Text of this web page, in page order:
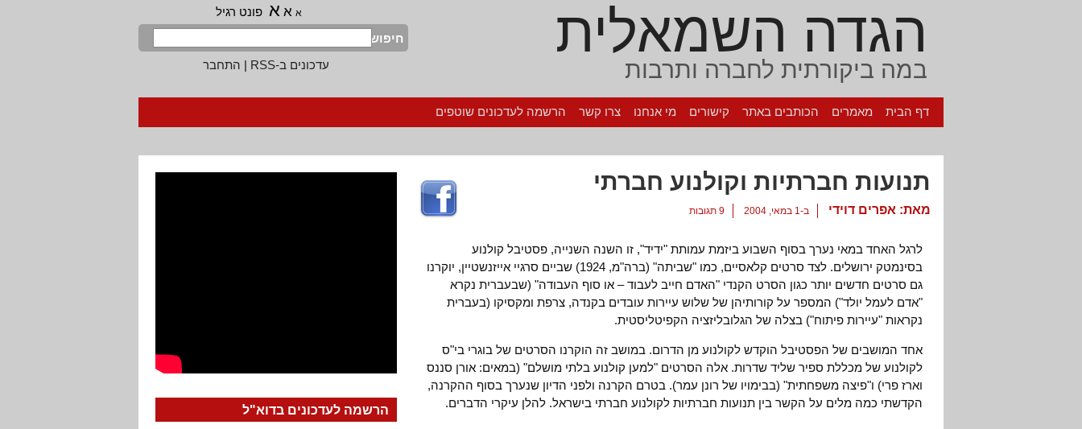
הגדה השמאלית
במה ביקורתית לחברה ותרבות
א א א פונט רגיל
חיפוש
עדכונים ב-RSS
| התחבר
דף הבית מאמרים הכותבים באתר קישורים מי אנחנו צרו קשר הרשמה לעדכונים שוטפים
תנועות חברתיות וקולנוע חברתי
מאת: אפרים דוידי ב-1 במאי, 2004 9 תגובות
לרגל האחד במאי נערך בסוף השבוע ביזמת עמותת "ידיד", זו השנה השנייה, פסטיבל קולנוע
בסינמטק ירושלים. לצד סרטים קלאסיים, כמו "שביתה" (ברה"מ, 1924) שביים סרגיי אייזנשטיין, יוקרנו
גם סרטים חדשים יותר כגון הסרט הקנדי "האדם חייב לעבוד – או סוף העבודה" (שבעברית נקרא
"אדם לעמל יולד") המספר על קורותיהן של שלוש עיירות עובדים בקנדה, צרפת ומקסיקו (בעברית
נקראות "עיירות פיתוח") בצלה של הגלובליזציה הקפיטליסטית.
אחד המושבים של הפסטיבל הוקדש לקולנוע מן הדרום. במושב זה הוקרנו הסרטים של בוגרי בי"ס
לקולנוע של מכללת ספיר שליד שדרות. אלה הסרטים "למען קולנוע בלתי מושלם" (במאים: אורן סננס
וארז פרי) ו"פיצה משפחתית" (בבימויו של רונן עמר). בטרם הקרנה ולפני הדיון שנערך בסוף ההקרנה,
הקדשתי כמה מלים על הקשר בין תנועות חברתיות לקולנוע חברתי בישראל. להלן עיקרי הדברים.
הרשמה לעדכונים בדוא"ל